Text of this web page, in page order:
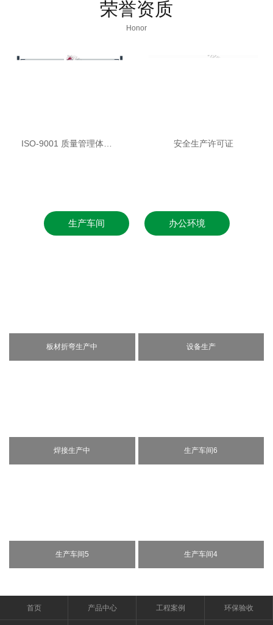
荣誉资质
Honor
安全生产许可证
生产车间 办公环境
板材折弯生产中 设备生产
焊接生产中 生产车间6
生产车间5 生产车间4
办公室1 办公室
办公室大厅
首页 产品中心 工程案例 环保验收